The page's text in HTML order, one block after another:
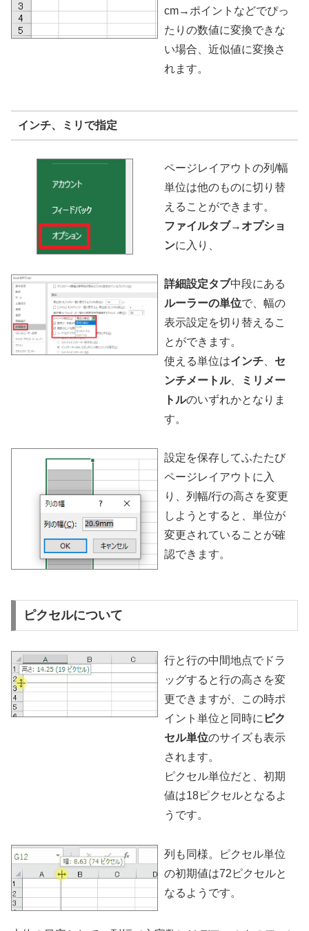
cm→ポイントなどでぴっ
たりの数値に変換できな
い場合、近似値に変換さ
れます。
インチ、ミリで指定
ページレイアウトの列/幅
単位は他のものに切り替
えることができます。
ファイルタブ→ オプショ
ンに入り、
詳細設定タブ中段にある
ルーラーの単位で、幅の
表示設定を切り替えるこ
とができます。
使える単位はインチ、 セ
ンチメートル、
ミリメー
トルのいずれかとなりま
す。
設定を保存してふたたび
ページレイアウトに入
り、列幅/行の高さを変更
しようとすると、単位が
変更されていることが確
認できます。
ピクセルについて
行と行の中間地点でドラ
ッグすると行の高さを変
更できますが、この時ポ
イント単位と同時に ピク
セル単位のサイズも表示
されます。
ピクセル単位だと、初期
値は18ピクセルとなるよ
うです。
列も同様。ピクセル単位
の初期値は72ピクセルと
なるようです。